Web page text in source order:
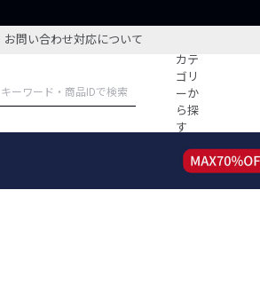
問い合わせ対応について
カテ
ゴリ
ーか
ら探
す